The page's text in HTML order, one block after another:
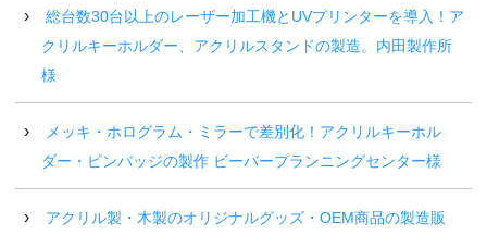
総台数30台以上のレーザー加工機とUVプリンターを導入！ア
クリルキーホルダー、アクリルスタンドの製造。内田製作所
様
メッキ・ホログラム・ミラーで差別化！アクリルキーホル
ダー・ピンバッジの製作 ビーバープランニングセンター様
アクリル製・木製のオリジナルグッズ・OEM商品の製造販